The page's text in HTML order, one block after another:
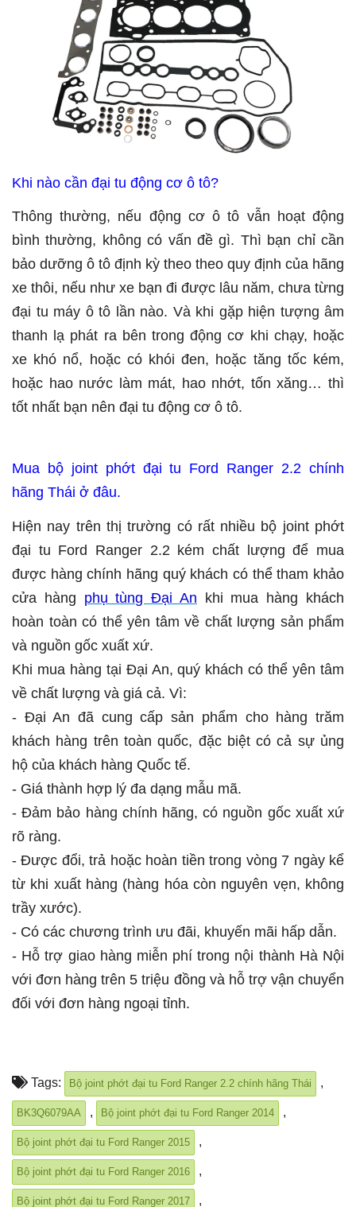
Khi nào cần đại tu động cơ ô tô?
Thông thường, nếu động cơ ô tô vẫn hoạt động
bình thường, không có vấn đề gì. Thì bạn chỉ cần
bảo dưỡng ô tô định kỳ theo theo quy định của hãng
xe thôi, nếu như xe bạn đi được lâu năm, chưa từng
đại tu máy ô tô lần nào. Và khi gặp hiện tượng âm
thanh lạ phát ra bên trong động cơ khi chạy, hoặc
xe khó nổ, hoặc có khói đen, hoặc tăng tốc kém,
hoặc hao nước làm mát, hao nhớt, tốn xăng… thì
tốt nhất bạn nên đại tu động cơ ô tô.
Mua bộ joint phớt đại tu Ford Ranger 2.2 chính
hãng Thái ở đâu.
Hiện nay trên thị trường có rất nhiều bộ joint phớt
đại tu Ford Ranger 2.2 kém chất lượng để mua
được hàng chính hãng quý khách có thể tham khảo
cửa hàng phụ tùng Đại An khi mua hàng khách
hoàn toàn có thể yên tâm về chất lượng sản phẩm
và nguồn gốc xuất xứ.
Khi mua hàng tại Đại An, quý khách có thể yên tâm
về chất lượng và giá cả. Vì:
- Đại An đã cung cấp sản phẩm cho hàng trăm
khách hàng trên toàn quốc, đặc biệt có cả sự ủng
hộ của khách hàng Quốc tế.
- Giá thành hợp lý đa dạng mẫu mã.
- Đảm bảo hàng chính hãng, có nguồn gốc xuất xứ
rõ ràng.
- Được đổi, trả hoặc hoàn tiền trong vòng 7 ngày kể
từ khi xuất hàng (hàng hóa còn nguyên vẹn, không
trầy xước).
- Có các chương trình ưu đãi, khuyến mãi hấp dẫn.
- Hỗ trợ giao hàng miễn phí trong nội thành Hà Nội
với đơn hàng trên 5 triệu đồng và hỗ trợ vận chuyển
đối với đơn hàng ngoại tỉnh.
Tags: Bộ joint phớt đại tu Ford Ranger 2.2 chính hãng Thái ,
BK3Q6079AA , Bộ joint phớt đại tu Ford Ranger 2014 ,
Bộ joint phớt đại tu Ford Ranger 2015 ,
Bộ joint phớt đại tu Ford Ranger 2016 ,
Bộ joint phớt đại tu Ford Ranger 2017 ,